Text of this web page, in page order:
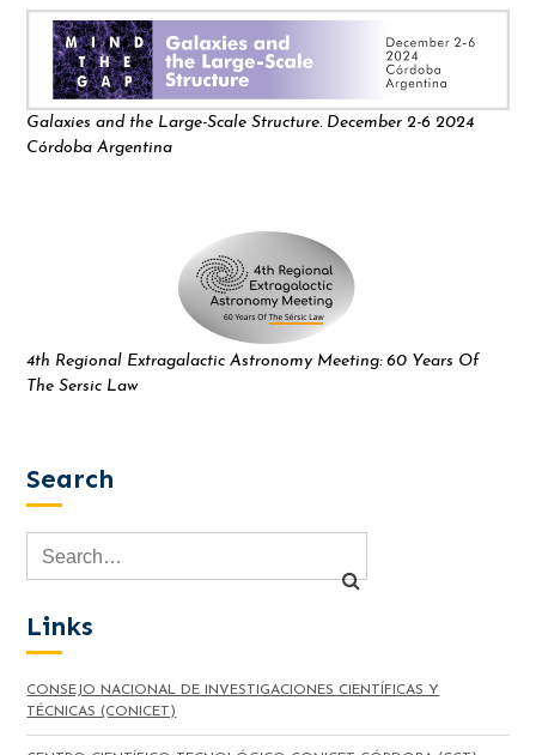
Galaxies and the Large-Scale Structure. December 2-6 2024
Córdoba Argentina
4th Regional Extragalactic Astronomy Meeting: 60 Years Of
The Sersic Law
Search
Links
CONSEJO NACIONAL DE INVESTIGACIONES CIENTÍFICAS Y
TÉCNICAS (CONICET)